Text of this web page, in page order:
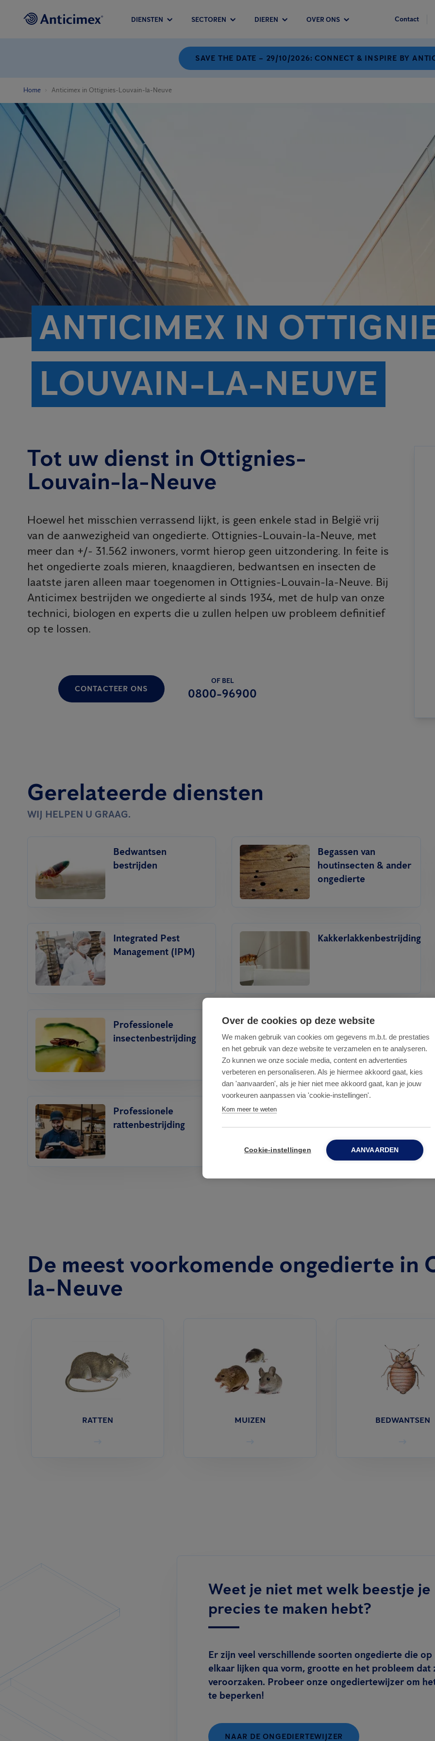
DIENSTEN SECTOREN DIEREN OVER ONS Contact
SAVE THE DATE – 29/10/2026: CONNECT & INSPIRE BY
Home Anticimex in Ottignies-Louvain-la-Neuve
ANTICIMEX IN
LOUVAIN-LA-NEUVE
Tot uw dienst in Ottignies-
Louvain-la-Neuve
Hoewel het misschien verrassend lijkt, is geen enkele stad in België vrij
van de aanwezigheid van ongedierte. Ottignies-Louvain-la-Neuve, met
meer dan +/- 31.562 inwoners, vormt hierop geen uitzondering. In feite is
het ongedierte zoals mieren, knaagdieren, bedwantsen en insecten de
laatste jaren alleen maar toegenomen in Ottignies-Louvain-la-Neuve. Bij
Anticimex bestrijden we ongedierte al sinds 1934, met de hulp van onze
technici, biologen en experts die u zullen helpen uw probleem definitief
op te lossen.
CONTACTEER ONS
OF BEL
0800-96900
Gerelateerde diensten
WIJ HELPEN U GRAAG.
Bedwantsen
bestrijden
Begassen van
houtinsecten & ander
ongedierte
Integrated Pest
Management (IPM)
Kakkerlakkenbestrijding
Professionele
insectenbestrijding
Professionele
muizenbestrijding
Professionele
rattenbestrijding
Bouwkundige wering
De meest voorkomende ongedierte
la-Neuve
RATTEN MUIZEN BEDWANTSEN
Weet je niet met welk beestje je
precies te maken hebt?
Er zijn veel verschillende soorten ongedierte die op
elkaar lijken qua vorm, grootte en het probleem dat
veroorzaken. Probeer onze ongediertewijzer om
te beperken!
NAAR DE ONGEDIERTEWIJZER
Over de cookies op deze website
We maken gebruik van cookies om gegevens m.b.t. de prestaties
en het gebruik van deze website te verzamelen en te analyseren.
Zo kunnen we onze sociale media, content en advertenties
verbeteren en personaliseren. Als je hiermee akkoord gaat, kies
dan 'aanvaarden', als je hier niet mee akkoord gaat, kan je jouw
voorkeuren aanpassen via 'cookie-instellingen'.
Kom meer te weten
Cookie-instellingen AANVAARDEN